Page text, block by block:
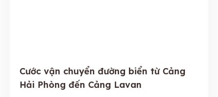
Cước vận chuyển đường biển từ Cảng
Hải Phòng đến Cảng Lavan